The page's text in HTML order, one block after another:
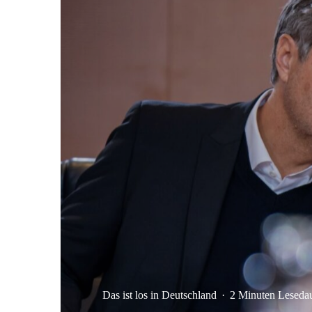
Das ist los in Deutschland · 2 Minuten